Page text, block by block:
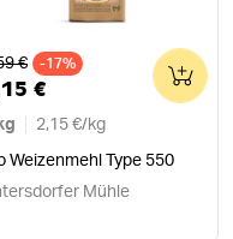
Preis
€ -17%
€
2,15 €/ kg
Weizenmehl Type 550
0
Mühle